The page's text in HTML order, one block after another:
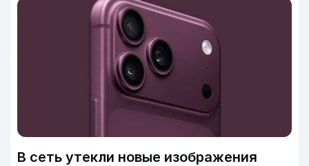
В сеть утекли новые изображения